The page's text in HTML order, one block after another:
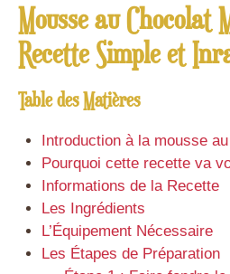
Mousse au Chocolat
Recette Simple et
Table des Matières
Introduction à la mousse
Pourquoi cette recette va
Informations de la Recette
Les Ingrédients
L’Équipement Nécessaire
Les Étapes de Préparation